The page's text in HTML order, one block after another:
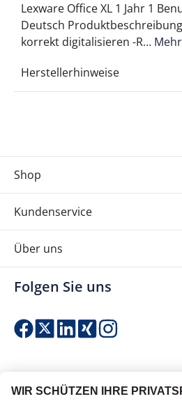
Lexware Office XL 1 Jahr 1
Deutsch
korrekt digitalisieren -R… Mehr
Herstellerhinweise
Shop
Kundenservice
Über uns
Folgen Sie uns
Einfach & sicher bezahlen